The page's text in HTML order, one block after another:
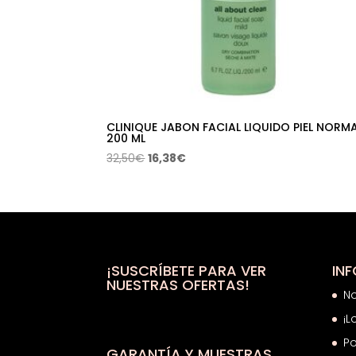
CLINIQUE JABON FACIAL LIQUIDO PIEL
200 ML
32,50€El
era:
16,38€El
es:
¡SUSCRÍBETE PARA VER
NUESTRAS OFERTAS!